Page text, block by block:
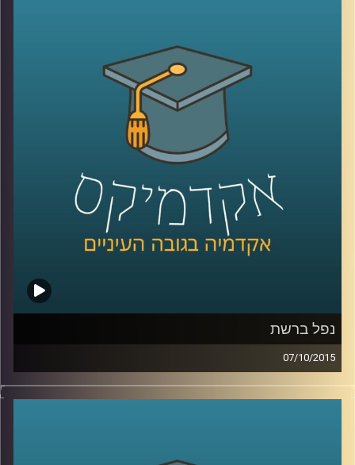
בעשייה למען נשים במעגל האלימות ושזורים
בשירים והגיגים שכתבה, שיראו אור בספרה
"להיות אישה". תכנית מיוחדת לקראת
היום הבינלאומי למיגור האלימות נגד נשים
קרדיט תמונות: AudioVersity
נפל ברשת
07/10/2015
הרשת מבלבלת לנו את כל החוקים! פרופסור
מידע. האחריות תועיל במניעת עבירות כגון